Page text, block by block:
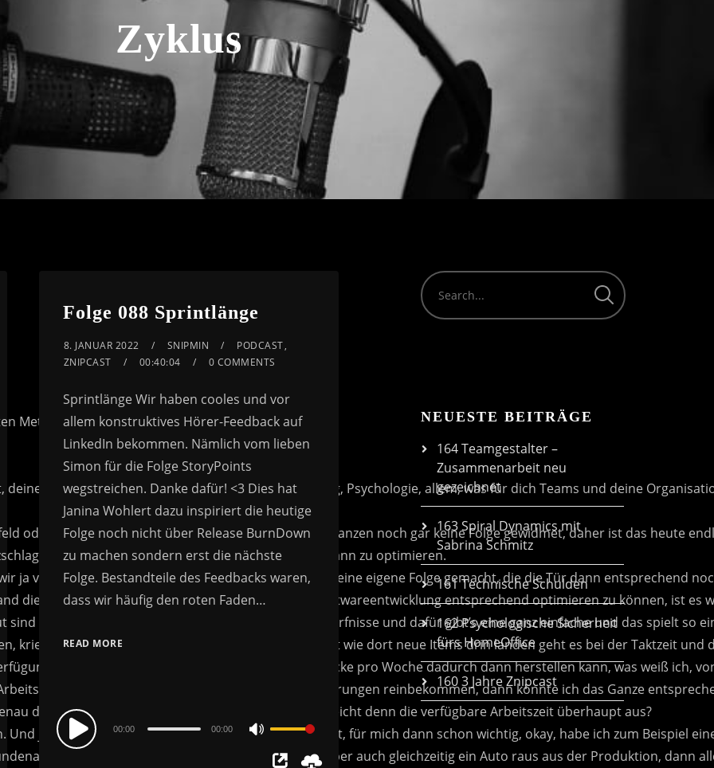
Zyklus
Folge 088 Sprintlänge
8. JANUAR 2022 SNIPMIN PODCAST,
ZNIPCAST
00:40:04 0 COMMENTS
Sprintlänge Wir haben cooles und vor
allem konstruktives Hörer-Feedback auf
LinkedIn bekommen. Nämlich vom lieben
Simon für die Folge StoryPoints
wegstreichen. Danke dafür! <3 Dies hat
Janina Wohlert dazu inspiriert die heutige
Folge noch nicht über Release BurnDown
zu machen sondern erst die nächste
Folge. Bestandteile des Feedbacks waren,
dass wir häufig den roten Faden…
READ MORE
Audio
Player
00:00 00:00
Up/Down
NEUESTE BEITRÄGE
164 Teamgestalter –
Zusammenarbeit neu
gezeichnet
163 Spiral Dynamics mit
Sabrina Schmitz
161 Technische Schulden
162 Psychologische Sicherheit
fürs HomeOffice
160 3 Jahre Znipcast